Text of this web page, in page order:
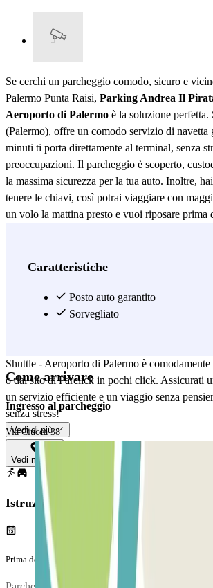
Se cerchi un parcheggio comodo, sicuro e
Palermo Punta Raisi, Parking Andrea Il
Aeroporto di Palermo è la soluzione perfetta.
(Palermo), offre un comodo servizio di navetta
minuti ti porta direttamente al terminal, senza
preoccupazioni. Il parcheggio è scoperto,
la massima sicurezza per la tua auto. Inoltre,
tenere le chiavi, così potrai viaggiare con
un volo la mattina presto e vuoi riposare prima
partire. Scopri di più su www.andreailpirata.it.
internazionali. Tra i voli più frequenti troviamo:
Roma, Milano, Napoli, Torino, Bologna,
Shuttle - Aeroporto di Palermo è
o dal sito di Parclick in pochi click. Assicurati
un servizio efficiente e un viaggio senza
senza stress!
Vedi di più
Caratteristiche
Posto auto garantito
Sorvegliato
Come arrivare
Ingresso al parcheggio
Via Ciucca 38
Vedi mappa
Istruzioni
Prima del tuo viaggio